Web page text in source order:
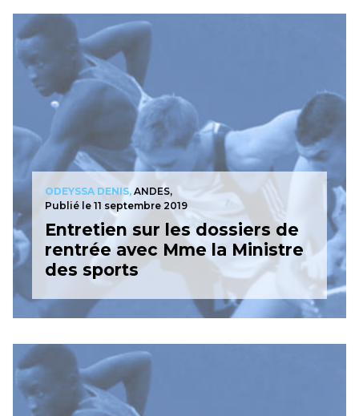
ODEYSSA DENIS, ANDES,
Publié le 11 septembre 2019
Entretien sur les dossiers de
rentrée avec Mme la Ministre
des sports